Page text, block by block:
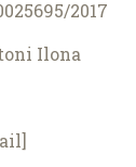
2017
Ilona